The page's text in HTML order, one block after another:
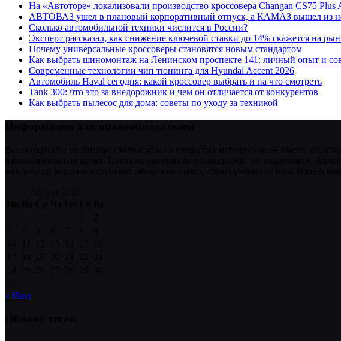
На «Автоторе» локализовали производство кроссовера Changan CS75 Plus
АВТОВАЗ ушел в плановый корпоративный отпуск, а КАМАЗ вышел из
Сколько автомобильной техники числится в России?
Эксперт рассказал, как снижение ключевой ставки до 14% скажется на
Почему универсальные кроссоверы становятся новым стандартом
Как выбрать шиномонтаж на Ленинском проспекте 141: личный опыт и
Современные технологии чип тюнинга для Hyundai Accent 2026
Автомобиль Haval сегодня: какой кроссовер выбрать и на что смотреть
Tank 300: что это за внедорожник и чем он отличается от конкурентов
Как выбрать пылесос для дома: советы по уходу за техникой
« Июл